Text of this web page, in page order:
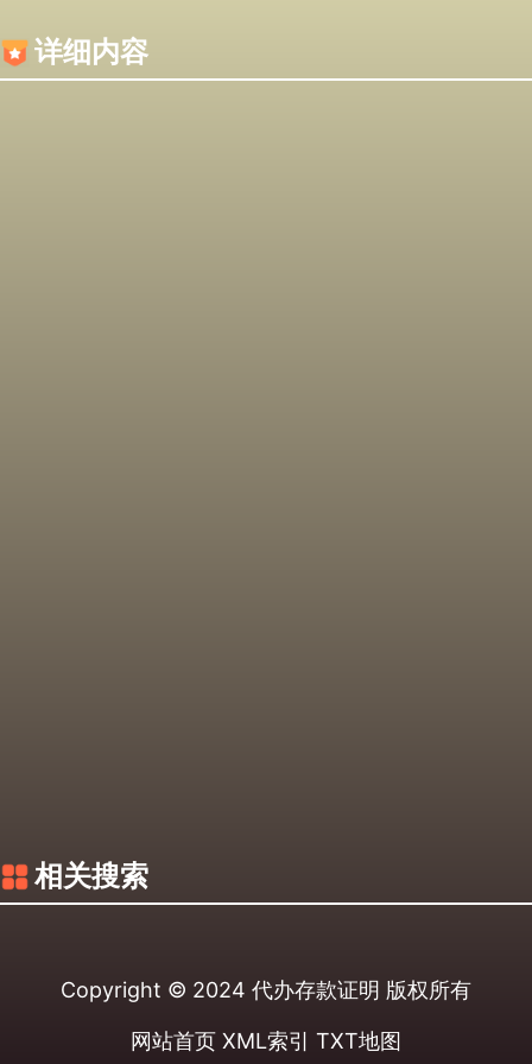
详细内容
相关搜索
Copyright © 2024 代办存款证明 版权所有
网站首页 XML索引 TXT地图